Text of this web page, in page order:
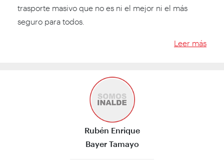
trasporte masivo que no es ni el mejor ni el más
seguro para todos.
Leer más
Rubén Enrique
Bayer Tamayo